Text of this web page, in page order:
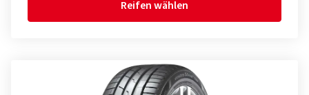
Reifen wählen